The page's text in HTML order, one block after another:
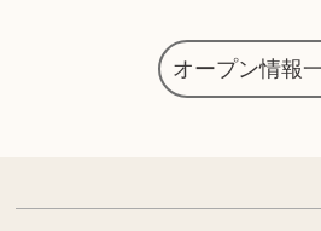
オープン情報